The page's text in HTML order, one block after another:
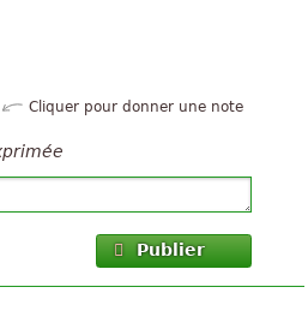
Cliquer pour donner une note
Publier